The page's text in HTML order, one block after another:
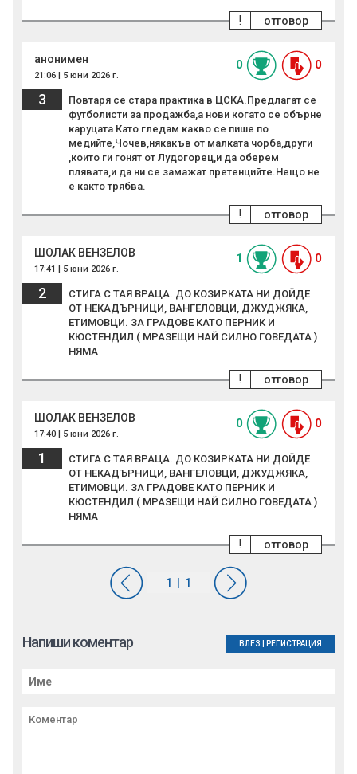
отговор
!
анонимен
21:06 | 5 юни 2026 г.
0 0
3
Повтаря се стара практика в ЦСКА.Предлагат се
футболисти за продажба,а нови когато се обърне
каруцата Като гледам какво се пише по
медийте,Чочев,някакъв от малката чорба,други
,които ги гонят от Лудогорец,и да оберем
плявата,и да ни се замажат претенцийте.Нещо не
е както трябва.
отговор
!
ШОЛАК ВЕНЗЕЛОВ
17:41 | 5 юни 2026 г.
1 0
2
СТИГА С ТАЯ ВРАЦА. ДО КОЗИРКАТА НИ ДОЙДЕ
ОТ НЕКАДЪРНИЦИ, ВАНГЕЛОВЦИ, ДЖУДЖЯКА,
ЕТИМОВЦИ. ЗА ГРАДОВЕ КАТО ПЕРНИК И
КЮСТЕНДИЛ ( МРАЗЕЩИ НАЙ СИЛНО ГОВЕДАТА )
НЯМА
отговор
!
ШОЛАК ВЕНЗЕЛОВ
17:40 | 5 юни 2026 г.
0 0
1
СТИГА С ТАЯ ВРАЦА. ДО КОЗИРКАТА НИ ДОЙДЕ
ОТ НЕКАДЪРНИЦИ, ВАНГЕЛОВЦИ, ДЖУДЖЯКА,
ЕТИМОВЦИ. ЗА ГРАДОВЕ КАТО ПЕРНИК И
КЮСТЕНДИЛ ( МРАЗЕЩИ НАЙ СИЛНО ГОВЕДАТА )
НЯМА
отговор
!
Напиши коментар ВЛЕЗ РЕГИСТРАЦИЯ